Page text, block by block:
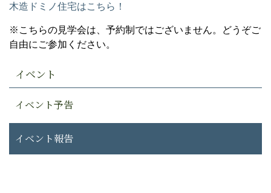
木造ドミノ住宅はこちら！
※こちらの見学会は、予約制ではございません。どうぞご
自由にご参加ください。
イベント
イベント予告
イベント報告